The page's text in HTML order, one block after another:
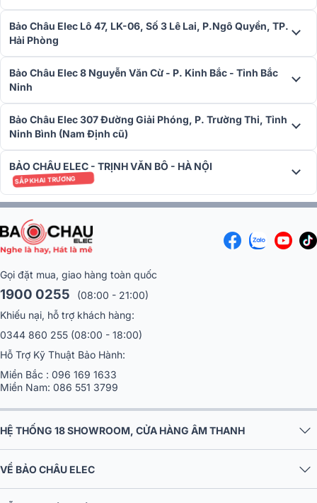
(Echo EFF level), độ vang trực tiếp (Direct level), thời gian trễ vang
(Echo Pre-delay, Echo Delay time), số lần lặp lại âm vang (Echo
Repeat), cũng như bộ lọc tần số cao thấp (Echo HPF và Echo LPF)
để tạo ra hiệu ứng vang phù hợp, giúp âm thanh thêm phần sống
động và cuốn hút.
độ sáng của âm dội (Direct Level), thời gian dội (Reverb Time), thời
gian trễ trước dội (Pre-delay), và bộ lọc tần số cao thấp (Reverb
HPF và LPF). Chế độ này giúp giọng hát trở nên ấm áp, tự nhiên và
có chiều sâu hơn.
Chế độ Equalizer (PEQ)10 hoặc 20 băng tần: Cho phép tinh chỉnh
từng dải tần số từ thấp đến cao nhằm cân bằng âm thanh tổng thể,
tăng giảm các dải bass, mid, treble để phù hợp với đặc điểm giọng
hát và không gian phòng.
điều chỉnh phím ±7 nấc, giúp người hát dễ dàng thay đổi tông giọng
Bảo Châu Elec Lô 47, LK-06, Số 3 Lê Lai, P.Ngô Quyền, TP.
Hải Phòng
Bảo Châu Elec 8 Nguyễn Văn Cừ - P. Kinh Bắc - Tỉnh Bắc
Ninh
Bảo Châu Elec 307 Đường Giải Phóng, P. Trường Thi, Tỉnh
Ninh Bình (Nam Định cũ)
BẢO CHÂU ELEC - TRỊNH VĂN BÔ - HÀ NỘI
SẮP KHAI TRƯƠNG
Gọi đặt mua, giao hàng toàn quốc
1900 0255
(08:00 - 21:00)
Khiếu nại, hỗ trợ khách hàng:
0344 860 255 (08:00 - 18:00)
Hỗ Trợ Kỹ Thuật Bảo Hành:
Miền Bắc : 096 169 1633
Miền Nam: 086 551 3799
HỆ THỐNG 18 SHOWROOM, CỬA HÀNG ÂM THANH
VỀ BẢO CHÂU ELEC